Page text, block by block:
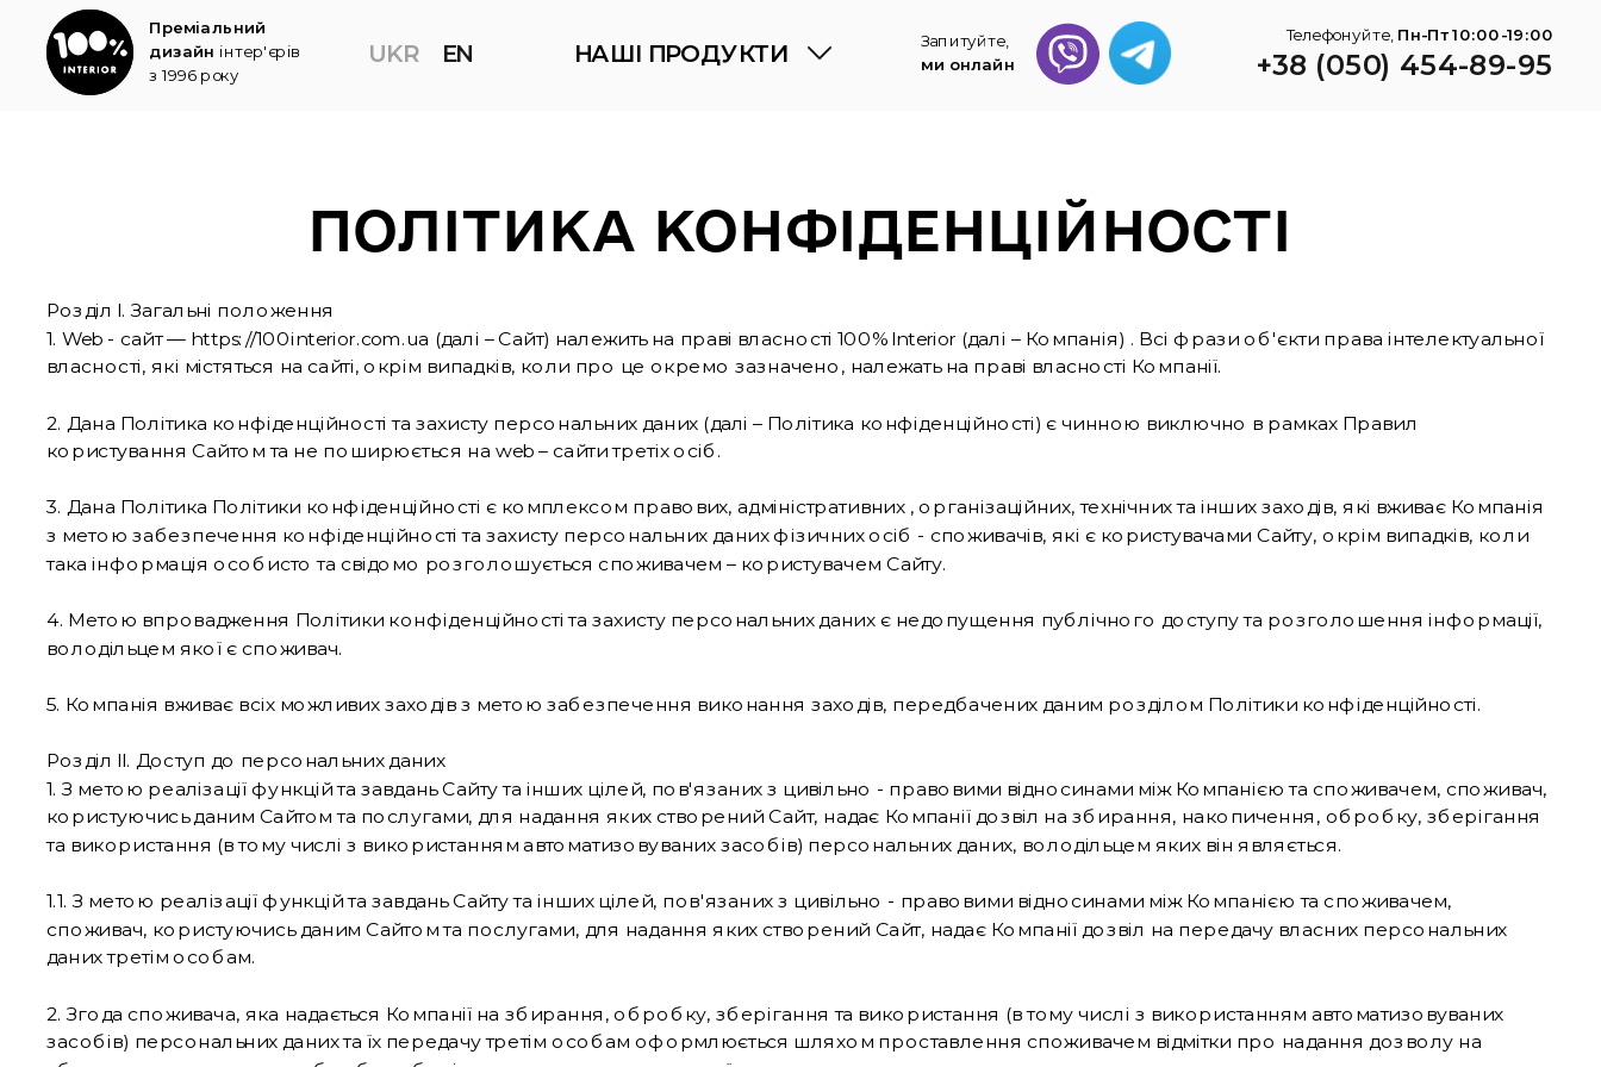
ПОЛІТИКА КОНФІДЕНЦІЙНОСТІ
Розділ І. Загальні положення
1. Web - сайт — https://100interior.com.ua (далі – Сайт) належить на праві власності 100% Interior (далі – Компанія) . Всі фрази об'єкти права інтелектуальної
власності, які містяться на сайті, окрім випадків, коли про це окремо зазначено, належать на праві власності Компанії.
2. Дана Політика конфіденційності та захисту персональних даних (далі – Політика конфіденційності) є чинною виключно в рамках Правил
користування Сайтом та не поширюється на web – сайти третіх осіб.
3. Дана Політика Політики конфіденційності є комплексом правових, адміністративних , організаційних, технічних та інших заходів, які вживає Компанія
з метою забезпечення конфіденційності та захисту персональних даних фізичних осіб - споживачів, які є користувачами Сайту, окрім випадків, коли
така інформація особисто та свідомо розголошується споживачем – користувачем Сайту.
4. Метою впровадження Політики конфіденційності та захисту персональних даних є недопущення публічного доступу та розголошення інформації,
володільцем якої є споживач.
5. Компанія вживає всіх можливих заходів з метою забезпечення виконання заходів, передбачених даним розділом Політики конфіденційності.
Розділ ІІ. Доступ до персональних даних
1. З метою реалізації функцій та завдань Сайту та інших цілей, пов'язаних з цивільно - правовими відносинами між Компанією та споживачем, споживач,
користуючись даним Сайтом та послугами, для надання яких створений Сайт, надає Компанії дозвіл на збирання, накопичення, обробку, зберігання
та використання (в тому числі з використанням автоматизовуваних засобів) персональних даних, володільцем яких він являється.
1.1. З метою реалізації функцій та завдань Сайту та інших цілей, пов'язаних з цивільно - правовими відносинами між Компанією та споживачем,
споживач, користуючись даним Сайтом та послугами, для надання яких створений Сайт, надає Компанії дозвіл на передачу власних персональних
даних третім особам.
2. Згода споживача, яка надається Компанії на збирання, обробку, зберігання та використання (в тому числі з використанням автоматизовуваних
засобів) персональних даних та їх передачу третім особам оформлюється шляхом проставлення споживачем відмітки про надання дозволу на
Запитуйте,
ми онлайн
Телефонуйте, Пн-Пт 10:00-19:00
+38 (050) 454-89-95
Преміальний
дизайн інтер'єрів
з 1996 року
НАШІ ПРОДУКТИ
EN
UKR